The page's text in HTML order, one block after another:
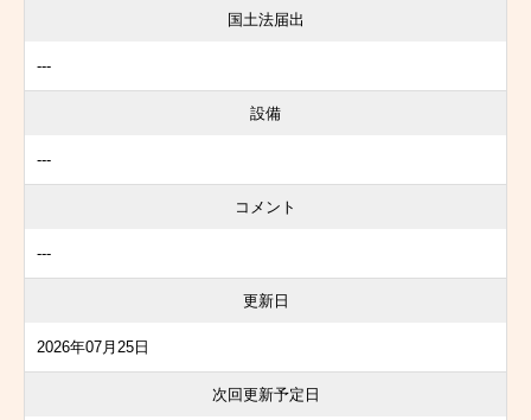
国土法届出
---
設備
---
コメント
---
更新日
2026年07月25日
次回更新予定日